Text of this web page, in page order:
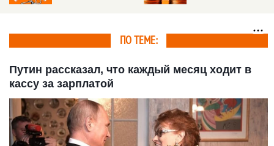
ПО ТЕМЕ:
Путин рассказал, что каждый месяц ходит в
кассу за зарплатой